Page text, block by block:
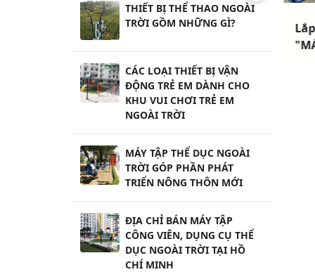
THIẾT BỊ THỂ THAO NGOÀI
TRỜI GỒM NHỮNG GÌ?
CÁC LOẠI THIẾT BỊ VẬN
ĐỘNG TRẺ EM DÀNH CHO
KHU VUI CHƠI TRẺ EM
NGOÀI TRỜI
MÁY TẬP THỂ DỤC NGOÀI
TRỜI GÓP PHẦN PHÁT
TRIỂN NÔNG THÔN MỚI
ĐỊA CHỈ BÁN MÁY TẬP
CÔNG VIÊN, DỤNG CỤ THỂ
DỤC NGOÀI TRỜI TẠI HỒ
CHÍ MINH
đặt "10 MÁY
THỂ DỤC CÔNG
thông dụng
tại phường
Mỹ - Quận 7 -
Lắp đặt "THIẾT BỊ
+ MÁY TẬP THỂ DỤC
CÔNG VIÊN" Cho
UBND xã Long Chữ
- Bến Cầu - Tây